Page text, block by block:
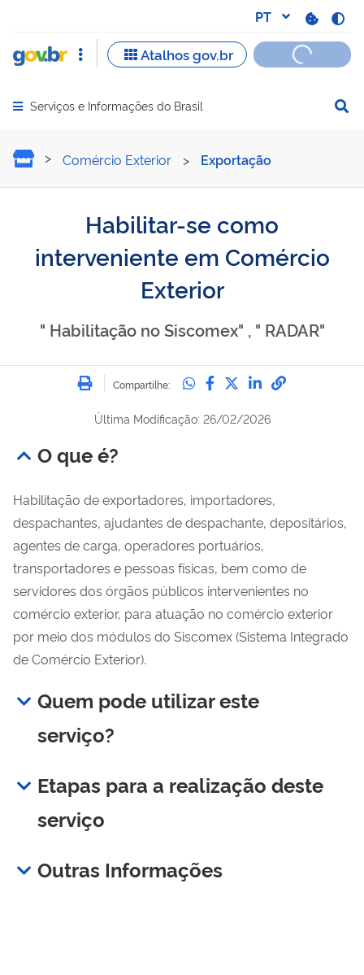
Abrir menu principal de navegação
Serviços e Informações do Brasil
Habilitar-se como
Comércio Exterior > Exportação
Habilitar-se como
interveniente em Comércio
Exterior
" Habilitação no Siscomex" , " RADAR"
Imprimir
Compartilhe: Compartilhe no
Compartilhe no
Compartilhe no
Compartilhe
Última Modificação: 26/02/2026
O que é?
Habilitação de exportadores, importadores,
despachantes, ajudantes de despachante, depositários,
agentes de carga, operadores portuários,
transportadores e pessoas físicas, bem como de
servidores dos órgãos públicos intervenientes no
comércio exterior, para atuação no comércio exterior
por meio dos módulos do Siscomex(Sistema Integrado
de Comércio Exterior).
Quem pode utilizar este
serviço?
Etapas para a realização deste
serviço
Outras Informações